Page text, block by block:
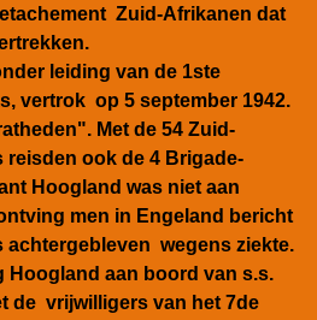
Zuid-Afrikanen dat
leiding van de 1ste
vertrok op 5 september 1942.
Met de 54 Zuid-
ook de 4 Brigade-
Hoogland was niet aan
men in Engeland bericht
achtergebleven wegens ziekte.
Hoogland aan boord van s.s.
de vrijwilligers van het 7de